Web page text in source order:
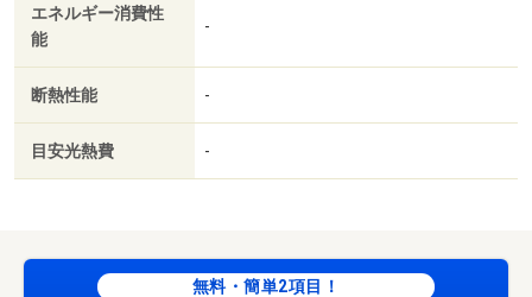
エネルギー消費性
能
-
断熱性能 -
目安光熱費 -
無料・簡単2項目！